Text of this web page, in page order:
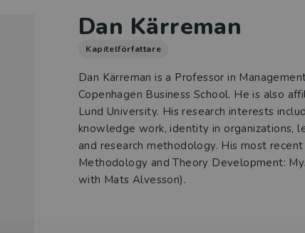
Dan Kärreman
Kapitelförfattare
Dan Kärreman is a Professor in
Copenhagen Business School. He is also
Lund University. His research interests
knowledge work, identity in organizations,
and research methodology. His most
Methodology and Theory Development:
with Mats Alvesson).